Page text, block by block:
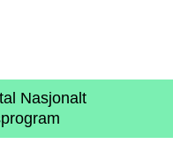
Nasjonalt